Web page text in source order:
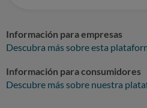
Información para empresas
Descubra más sobre esta
Información para consumidores
Descubre más sobre nuestra